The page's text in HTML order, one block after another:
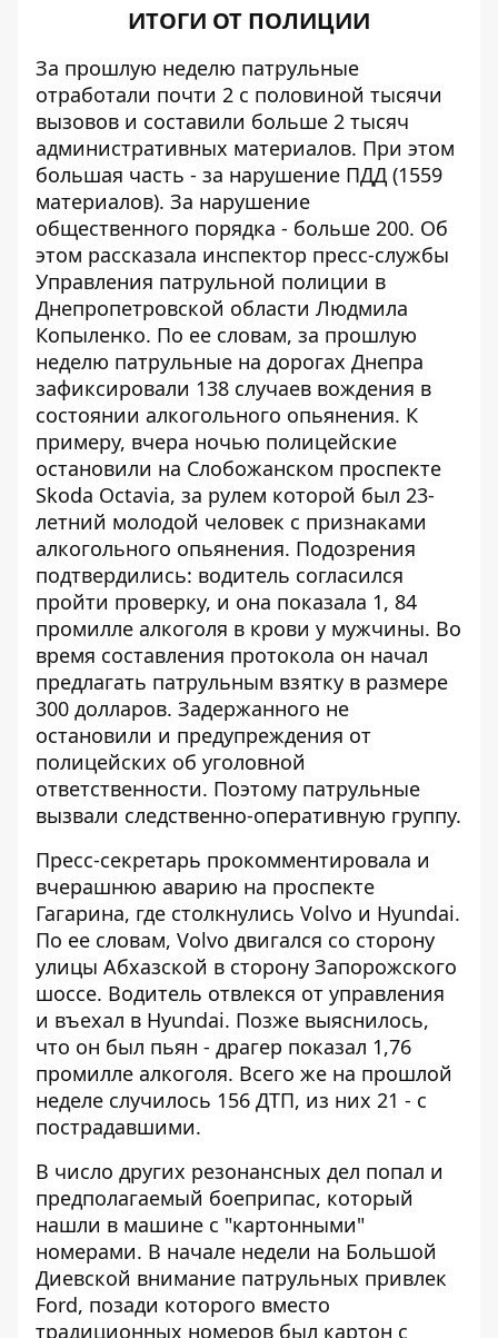
ИТОГИ ОТ ПОЛИЦИИ
За прошлую неделю патрульные
отработали почти 2 с половиной тысячи
вызовов и составили больше 2 тысяч
административных материалов. При этом
большая часть - за нарушение ПДД (1559
материалов). За нарушение
общественного порядка - больше 200. Об
этом рассказала инспектор пресс-службы
Управления патрульной полиции в
Днепропетровской области Людмила
Копыленко. По ее словам, за прошлую
неделю патрульные на дорогах Днепра
зафиксировали 138 случаев вождения в
состоянии алкогольного опьянения. К
примеру, вчера ночью полицейские
остановили на Слобожанском проспекте
Skoda Octavia, за рулем которой был 23-
летний молодой человек с признаками
алкогольного опьянения. Подозрения
подтвердились: водитель согласился
пройти проверку, и она показала 1, 84
промилле алкоголя в крови у мужчины. Во
время составления протокола он начал
предлагать патрульным взятку в размере
300 долларов. Задержанного не
остановили и предупреждения от
полицейских об уголовной
ответственности. Поэтому патрульные
вызвали следственно-оперативную группу.
Пресс-секретарь прокомментировала и
вчерашнюю аварию на проспекте
Гагарина, где столкнулись Volvo и Hyundai.
По ее словам, Volvo двигался со сторону
улицы Абхазской в сторону Запорожского
шоссе. Водитель отвлекся от управления
и въехал в Hyundai. Позже выяснилось,
что он был пьян - драгер показал 1,76
промилле алкоголя. Всего же на прошлой
неделе случилось 156 ДТП, из них 21 - с
пострадавшими.
В число других резонансных дел попал и
предполагаемый боеприпас, который
нашли в машине с "картонными"
номерами. В начале недели на Большой
Диевской внимание патрульных привлек
Ford, позади которого вместо
традиционных номеров был картон с